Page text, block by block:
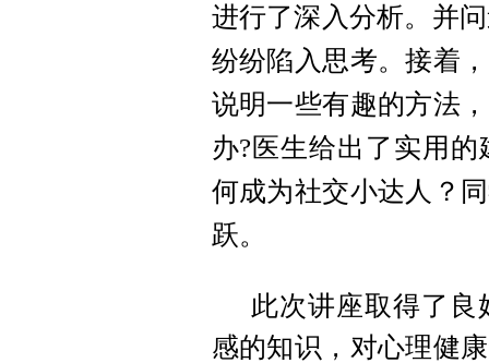
进行了深入分析。并
纷纷陷入思考。接着
说明一些有趣的方法
办?医生给出了实用
何成为社交小达人？
跃。
此次讲座取得了
感的知识，对心理健